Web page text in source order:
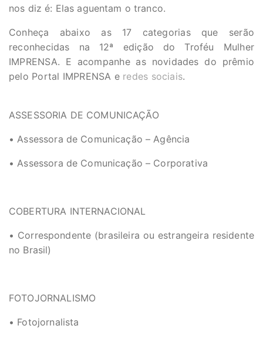
nos diz é: Elas aguentam o tranco.
Conheça abaixo as 17 categorias que serão
reconhecidas na 12ª edição do Troféu Mulher
IMPRENSA. E acompanhe as novidades do prêmio
pelo Portal IMPRENSA e redes sociais.
ASSESSORIA DE COMUNICAÇÃO
• Assessora de Comunicação – Agência
• Assessora de Comunicação – Corporativa
COBERTURA INTERNACIONAL
• Correspondente (brasileira ou estrangeira residente
no Brasil)
FOTOJORNALISMO
• Fotojornalista